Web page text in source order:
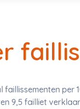
per
9,5 failliet